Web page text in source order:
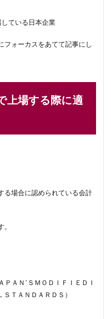
ている日本企業
フォーカスをあてて記事にし
上場する際に適
る場合に認められている会計
ＰＡＮ’ＳＭＯＤＩＦＩＥＤＩ
ＴＡＮＤＡＲＤＳ）